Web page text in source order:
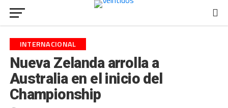
INTERNACIONAL
Nueva Zelanda arrolla a
Australia en el inicio del
Championship